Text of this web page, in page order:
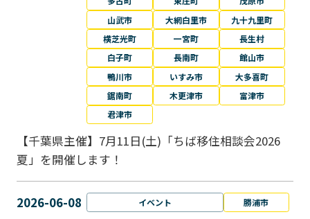
山武市
大網白里市
九十九里町
横芝光町
一宮町
長生村
白子町
長南町
館山市
鴨川市
いすみ市
大多喜町
鋸南町
木更津市
富津市
君津市
【千葉県主催】7月11日(土)「ちば移住相談会2026
夏」を開催します！
2026-06-08 イベント 勝浦市